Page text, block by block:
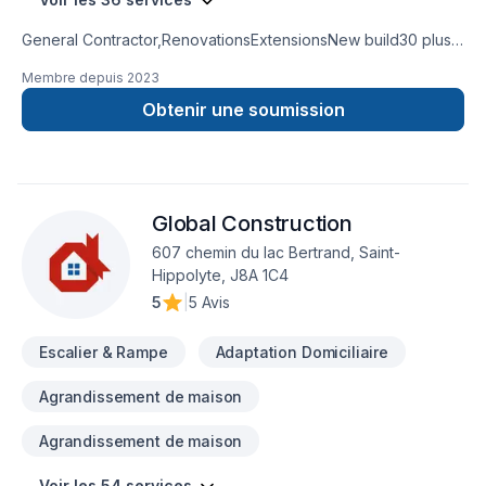
General Contractor,RenovationsExtensionsNew build30 plus
remodeling basement remodel
Membre depuis 2023
Obtenir une soumission
Global Construction
607 chemin du lac Bertrand, Saint-
Hippolyte, J8A 1C4
5
5 Avis
Escalier & Rampe Adaptation Domiciliaire
Agrandissement de maison
Agrandissement de maison